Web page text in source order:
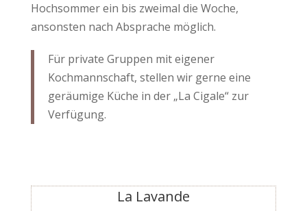
Hochsommer ein bis zweimal die Woche,
ansonsten nach Absprache möglich.
Für private Gruppen mit eigener
Kochmannschaft, stellen wir gerne eine
geräumige Küche in der „La Cigale“ zur
Verfügung.
La Lavande